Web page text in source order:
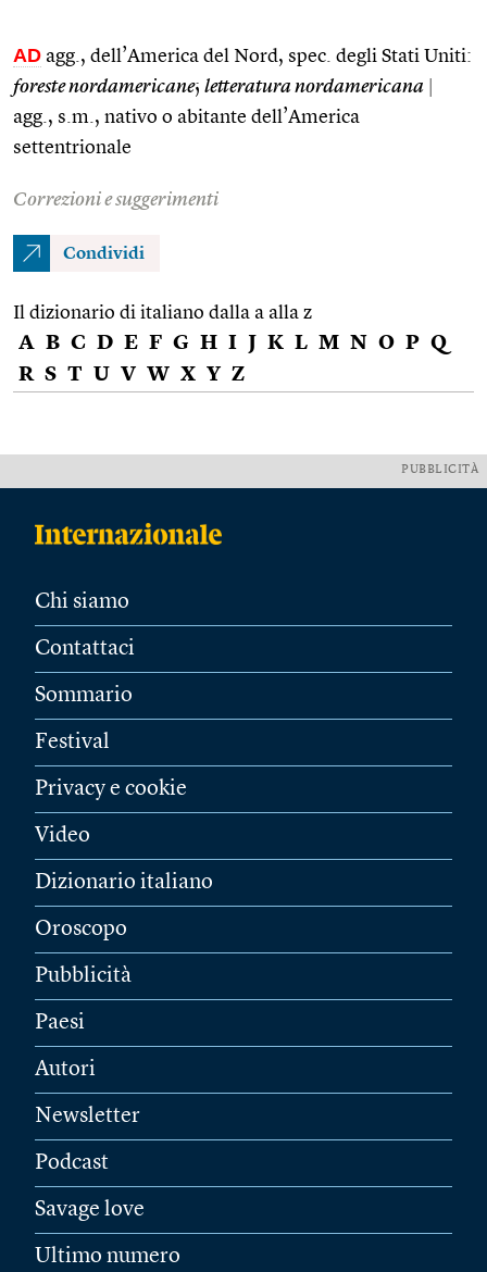
AD agg., dell’America del Nord, spec. degli Stati Uniti:
foreste nordamericane; letteratura nordamericana
agg., s.m., nativo o abitante dell’America
settentrionale
Correzioni e suggerimenti
Condividi
Il dizionario di italiano dalla a alla z
A B C D E F G H I J K L M N O P Q
R S T U V W X Y Z
PUBBLICITÀ
Chi siamo
Contattaci
Sommario
Festival
Privacy e cookie
Video
Dizionario italiano
Oroscopo
Pubblicità
Paesi
Autori
Newsletter
Podcast
Savage love
Ultimo numero